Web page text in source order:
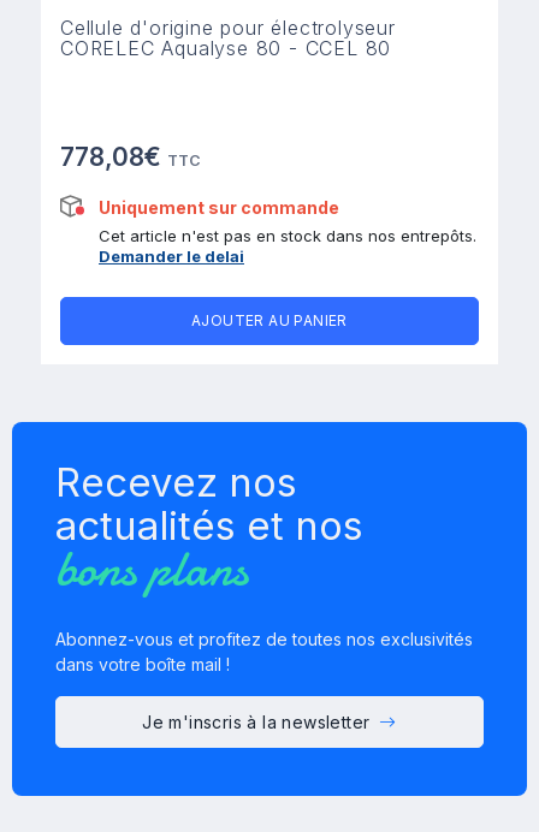
Cellule d'origine pour électrolyseur
CORELEC Aqualyse 80 - CCEL 80
778,08€ TTC
Uniquement sur commande
Cet article n'est pas en stock dans nos entrepôts.
Demander le delai
AJOUTER AU PANIER
Recevez nos
actualités et nos
bons plans
Abonnez-vous et profitez de toutes nos exclusivités
dans votre boîte mail !
Je m'inscris à la newsletter